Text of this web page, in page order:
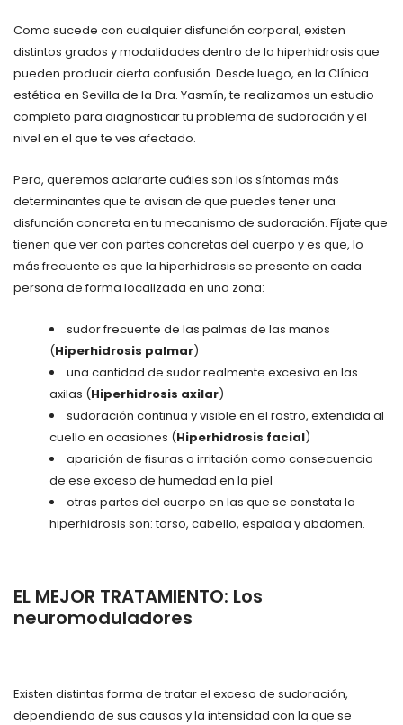
Como sucede con cualquier disfunción corporal, existen
distintos grados y modalidades dentro de la hiperhidrosis que
pueden producir cierta confusión. Desde luego, en la Clínica
estética en Sevilla de la Dra. Yasmín, te realizamos un estudio
completo para diagnosticar tu problema de sudoración y el
nivel en el que te ves afectado.
Pero, queremos aclararte cuáles son los síntomas más
determinantes que te avisan de que puedes tener una
disfunción concreta en tu mecanismo de sudoración. Fíjate que
tienen que ver con partes concretas del cuerpo y es que, lo
más frecuente es que la hiperhidrosis se presente en cada
persona de forma localizada en una zona:
sudor frecuente de las palmas de las manos
(Hiperhidrosis palmar)
una cantidad de sudor realmente excesiva en las
axilas (Hiperhidrosis axilar)
sudoración continua y visible en el rostro, extendida al
cuello en ocasiones (Hiperhidrosis facial)
aparición de fisuras o irritación como consecuencia
de ese exceso de humedad en la piel
otras partes del cuerpo en las que se constata la
hiperhidrosis son: torso, cabello, espalda y abdomen.
EL MEJOR TRATAMIENTO: Los
neuromoduladores
Existen distintas forma de tratar el exceso de sudoración,
dependiendo de sus causas y la intensidad con la que se